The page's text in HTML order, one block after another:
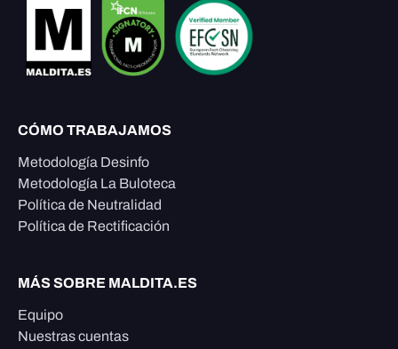
CÓMO TRABAJAMOS
Metodología Desinfo
Metodología La Buloteca
Política de Neutralidad
Política de Rectificación
MÁS SOBRE MALDITA.ES
Equipo
Nuestras cuentas